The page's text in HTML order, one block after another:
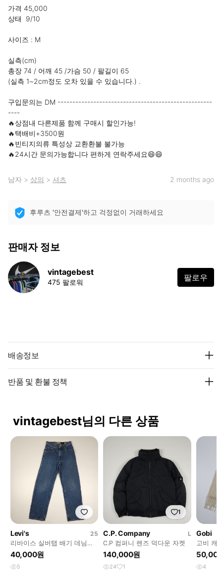
가격 45,000
상태  9/10
사이즈 : M
실측(cm)
총장 74 / 어깨 45 /가슴 50 / 팔길이 65
(실측 1~2cm정도 오차 있을 수 있습니다.) .
구입문의는 DM ----------------------------------------------------
----
🔥상점내 다른제품 함께 구매시 할인가능!
🔥택배비+3500원
🔥빈티지의류 특성상 교환환불 불가능
🔥24시간 문의가능합니다 편하게 연락주세요😄😄
남자 > 상의 > 셔츠 2 months ago
후루츠 '안전결제'하고 걱정없이 거래하세요
판매자 정보
vintagebest
475 팔로워 팔로우
배송정보
반품 및 환불 정책
vintagebest님의 다른 상품
Levi's
25
리바이스 실버탭 배기 데님팬
츠
40,000원
5
1
C.P. Company
L
C.P 컴퍼니 렌즈 덕다운 자켓
140,000원
24 1
Gobi
고비 캐
4